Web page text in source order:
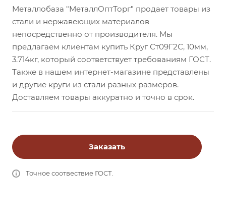
Металлобаза "МеталлОптТорг" продает товары из
стали и нержавеющих материалов
непосредственно от производителя. Мы
предлагаем клиентам купить Круг Ст09Г2С, 10мм,
3.714кг, который соответствует требованиям ГОСТ.
Также в нашем интернет-магазине представлены
и другие круги из стали разных размеров.
Доставляем товары аккуратно и точно в срок.
Заказать
Точное соотвествие ГОСТ.